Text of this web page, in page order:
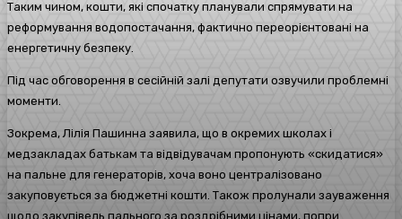
Таким чином, кошти, які спочатку планували спрямувати на
реформування водопостачання, фактично переорієнтовані на
енергетичну безпеку.
Під час обговорення в сесійній залі депутати озвучили проблемні
моменти.
Зокрема, Лілія Пашинна заявила, що в окремих школах і
медзакладах батькам та відвідувачам пропонують «скидатися»
на пальне для генераторів, хоча воно централізовано
закуповується за бюджетні кошти. Також пролунали зауваження
щодо закупівель пального за роздрібними цінами, попри